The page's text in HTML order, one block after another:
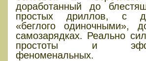
доработанный до
простых дриллов, с
«беглого одиночными»,
самозарядках. Реально
простоты и
феноменальных.